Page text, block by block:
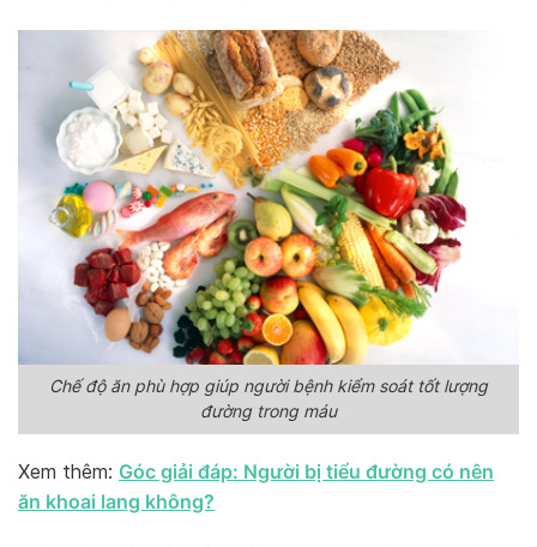
Chế độ ăn phù hợp giúp người bệnh kiểm soát tốt lượng
đường trong máu
Xem thêm: Góc giải đáp: Người bị tiểu đường có nên
ăn khoai lang không?